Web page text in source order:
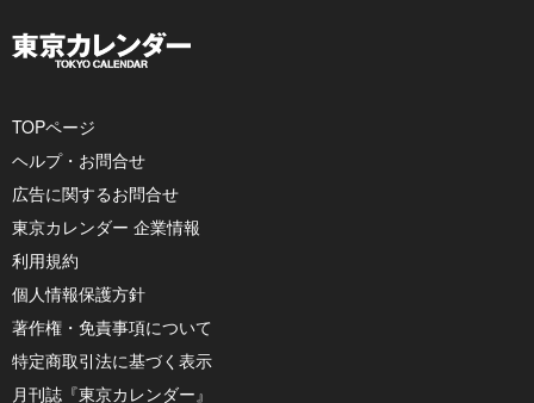
TOPページ
ヘルプ・お問合せ
広告に関するお問合せ
東京カレンダー 企業情報
利用規約
個人情報保護方針
著作権・免責事項について
特定商取引法に基づく表示
月刊誌『東京カレンダー』